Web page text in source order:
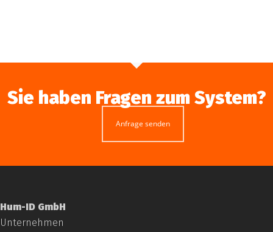
Sie haben Fragen zum System?
Anfrage senden
Hum-ID GmbH
Unternehmen